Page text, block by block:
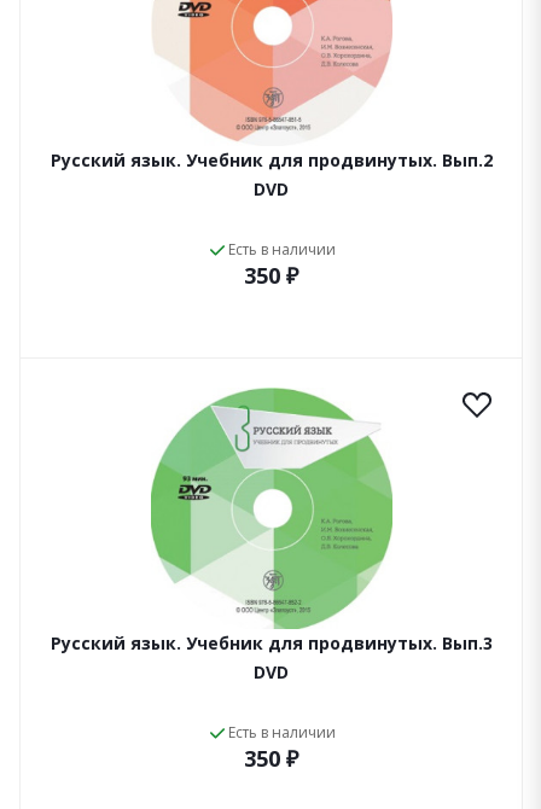
Русский язык. Учебник для продвинутых. Вып.2
DVD
Есть в наличии
350 ₽
Русский язык. Учебник для продвинутых. Вып.3
DVD
Есть в наличии
350 ₽